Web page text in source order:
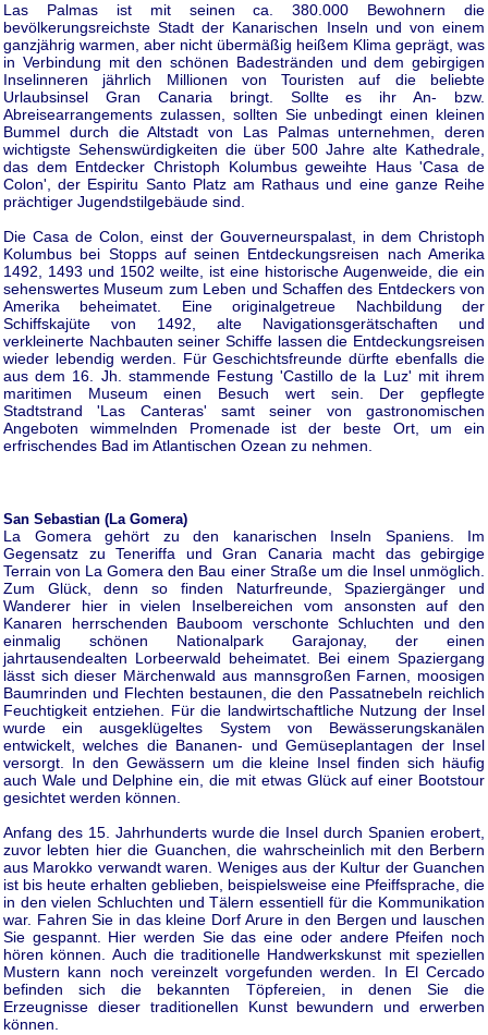
Las Palmas ist mit seinen ca. 380.000 Bewohnern die
bevölkerungsreichste Stadt der Kanarischen Inseln und von einem
ganzjährig warmen, aber nicht übermäßig heißem Klima geprägt, was
in Verbindung mit den schönen Badestränden und dem gebirgigen
Inselinneren jährlich Millionen von Touristen auf die beliebte
Urlaubsinsel Gran Canaria bringt. Sollte es ihr An- bzw.
Abreisearrangements zulassen, sollten Sie unbedingt einen kleinen
Bummel durch die Altstadt von Las Palmas unternehmen, deren
wichtigste Sehenswürdigkeiten die über 500 Jahre alte Kathedrale,
das dem Entdecker Christoph Kolumbus geweihte Haus 'Casa de
Colon', der Espiritu Santo Platz am Rathaus und eine ganze Reihe
prächtiger Jugendstilgebäude sind.
Die Casa de Colon, einst der Gouverneurspalast, in dem Christoph
Kolumbus bei Stopps auf seinen Entdeckungsreisen nach Amerika
1492, 1493 und 1502 weilte, ist eine historische Augenweide, die ein
sehenswertes Museum zum Leben und Schaffen des Entdeckers von
Amerika beheimatet. Eine originalgetreue Nachbildung der
Schiffskajüte von 1492, alte Navigationsgerätschaften und
verkleinerte Nachbauten seiner Schiffe lassen die Entdeckungsreisen
wieder lebendig werden. Für Geschichtsfreunde dürfte ebenfalls die
aus dem 16. Jh. stammende Festung 'Castillo de la Luz' mit ihrem
maritimen Museum einen Besuch wert sein. Der gepflegte
Stadtstrand 'Las Canteras' samt seiner von gastronomischen
Angeboten wimmelnden Promenade ist der beste Ort, um ein
erfrischendes Bad im Atlantischen Ozean zu nehmen.
San Sebastian (La Gomera)
La Gomera gehört zu den kanarischen Inseln Spaniens. Im
Gegensatz zu Teneriffa und Gran Canaria macht das gebirgige
Terrain von La Gomera den Bau einer Straße um die Insel unmöglich.
Zum Glück, denn so finden Naturfreunde, Spaziergänger und
Wanderer hier in vielen Inselbereichen vom ansonsten auf den
Kanaren herrschenden Bauboom verschonte Schluchten und den
einmalig schönen Nationalpark Garajonay, der einen
jahrtausendealten Lorbeerwald beheimatet. Bei einem Spaziergang
lässt sich dieser Märchenwald aus mannsgroßen Farnen, moosigen
Baumrinden und Flechten bestaunen, die den Passatnebeln reichlich
Feuchtigkeit entziehen. Für die landwirtschaftliche Nutzung der Insel
wurde ein ausgeklügeltes System von Bewässerungskanälen
entwickelt, welches die Bananen- und Gemüseplantagen der Insel
versorgt. In den Gewässern um die kleine Insel finden sich häufig
auch Wale und Delphine ein, die mit etwas Glück auf einer Bootstour
gesichtet werden können.
Anfang des 15. Jahrhunderts wurde die Insel durch Spanien erobert,
zuvor lebten hier die Guanchen, die wahrscheinlich mit den Berbern
aus Marokko verwandt waren. Weniges aus der Kultur der Guanchen
ist bis heute erhalten geblieben, beispielsweise eine Pfeiffsprache, die
in den vielen Schluchten und Tälern essentiell für die Kommunikation
war. Fahren Sie in das kleine Dorf Arure in den Bergen und lauschen
Sie gespannt. Hier werden Sie das eine oder andere Pfeifen noch
hören können. Auch die traditionelle Handwerkskunst mit speziellen
Mustern kann noch vereinzelt vorgefunden werden. In El Cercado
befinden sich die bekannten Töpfereien, in denen Sie die
Erzeugnisse dieser traditionellen Kunst bewundern und erwerben
können.